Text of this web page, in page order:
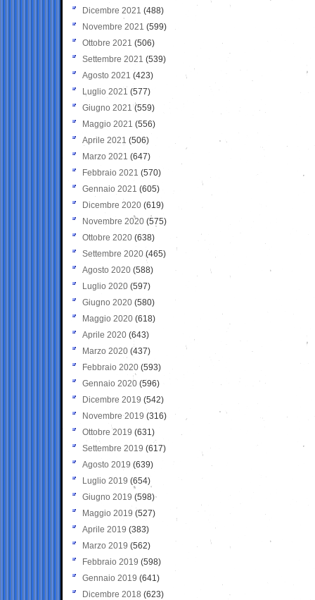
Dicembre 2021 (488)
Novembre 2021 (599)
Ottobre 2021 (506)
Settembre 2021 (539)
Agosto 2021 (423)
Luglio 2021 (577)
Giugno 2021(559)
Maggio 2021 (556)
Aprile 2021 (506)
Marzo 2021 (647)
Febbraio 2021 (570)
Gennaio 2021 (605)
Dicembre 2020 (619)
Novembre 2020 (575)
Ottobre 2020 (638)
Settembre 2020(465)
Agosto 2020 (588)
Luglio 2020 (597)
Giugno 2020 (580)
Maggio 2020 (618)
Aprile 2020 (643)
Marzo 2020 (437)
Febbraio 2020 (593)
Gennaio 2020 (596)
Dicembre 2019 (542)
Novembre 2019 (316)
Ottobre 2019 (631)
Settembre 2019 (617)
Agosto 2019 (639)
Luglio 2019 (654)
Giugno 2019 (598)
Maggio 2019 (527)
Aprile 2019 (383)
Marzo 2019 (562)
Febbraio 2019 (598)
Gennaio 2019 (641)
Dicembre 2018 (623)